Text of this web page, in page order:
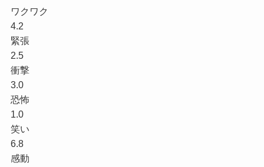
ワクワク
4.2
緊張
2.5
衝撃
3.0
恐怖
1.0
笑い
6.8
感動